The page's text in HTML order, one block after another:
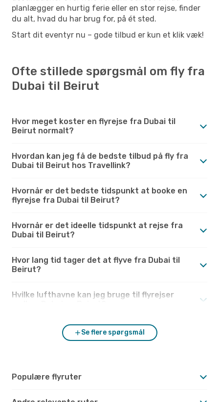
planlægger en hurtig ferie eller en stor rejse, finder
du alt, hvad du har brug for, på ét sted.
Start dit eventyr nu – gode tilbud er kun et klik væk!
Ofte stillede spørgsmål om fly fra
Dubai til Beirut
Hvor meget koster en flyrejse fra Dubai til
Beirut normalt?
Hvordan kan jeg få de bedste tilbud på fly fra
Dubai til Beirut hos Travellink?
Hvornår er det bedste tidspunkt at booke en
flyrejse fra Dubai til Beirut?
Hvornår er det ideelle tidspunkt at rejse fra
Dubai til Beirut?
Hvor lang tid tager det at flyve fra Dubai til
Beirut?
Hvilke lufthavne kan jeg bruge til flyrejser
Se flere spørgsmål
Populære flyruter